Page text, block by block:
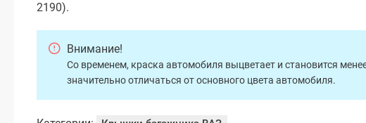
2190).
Внимание!
Со временем, краска автомобиля выцветает и становится
значительно отличаться от основного цвета автомобиля.